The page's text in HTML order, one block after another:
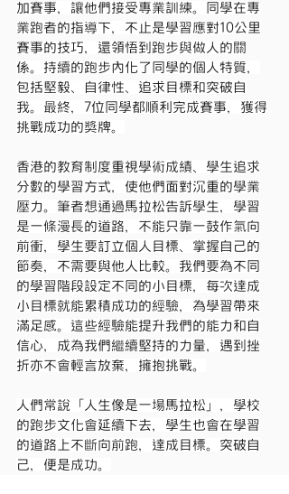
加賽事，讓他們接受專業訓練。同學在專
業跑者的指導下，不止是學習應對10公里
賽事的技巧，還領悟到跑步與做人的關
係。持續的跑步內化了同學的個人特質，
包括堅毅、自律性、追求目標和突破自
我。最終，7位同學都順利完成賽事，獲得
挑戰成功的獎牌。
香港的教育制度重視學術成績、學生追求
分數的學習方式，使他們面對沉重的學業
壓力。筆者想通過馬拉松告訴學生，學習
是一條漫長的道路，不能只靠一鼓作氣向
前衝，學生要訂立個人目標、掌握自己的
節奏，不需要與他人比較。我們要為不同
的學習階段設定不同的小目標，每次達成
小目標就能累積成功的經驗，為學習帶來
滿足感。這些經驗能提升我們的能力和自
信心，成為我們繼續堅持的力量，遇到挫
折亦不會輕言放棄，擁抱挑戰。
人們常說「人生像是一場馬拉松」，學校
的跑步文化會延續下去，學生也會在學習
的道路上不斷向前跑，達成目標。突破自
己，便是成功。